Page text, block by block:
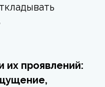
их проявлений: